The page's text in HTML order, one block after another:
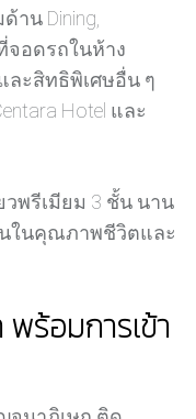
าน Dining,
ที่จอดรถในห้าง
ละสิทธิพิเศษอื่น ๆ
Hotel และ
พรีเมียม 3 ชั้น นาน
นในคุณภาพชีวิตและ
ร้อมการเข้า